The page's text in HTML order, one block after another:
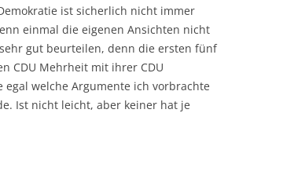
ist sicherlich nicht immer
einmal die eigenen Ansichten nicht
gut beurteilen, denn die ersten fünf
CDU Mehrheit mit ihrer CDU
welche Argumente ich vorbrachte
Ist nicht leicht, aber keiner hat je